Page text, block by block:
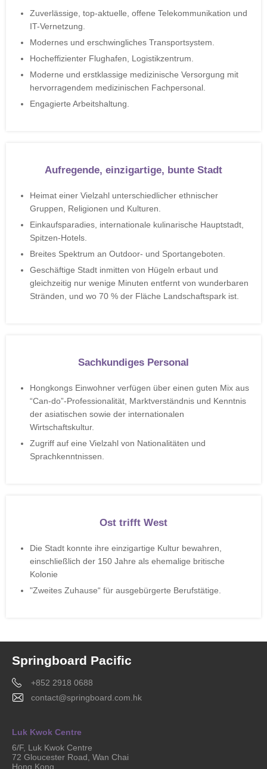
Zuverlässige, top-aktuelle, offene Telekommunikation und
IT-Vernetzung.
Modernes und erschwingliches Transportsystem.
Hocheffizienter Flughafen, Logistikzentrum.
Moderne und erstklassige medizinische Versorgung mit
hervorragendem medizinischen Fachpersonal.
Engagierte Arbeitshaltung.
Aufregende, einzigartige, bunte Stadt
Heimat einer Vielzahl unterschiedlicher ethnischer
Gruppen, Religionen und Kulturen.
Einkaufsparadies, internationale kulinarische Hauptstadt,
Spitzen-Hotels.
Breites Spektrum an Outdoor- und Sportangeboten.
Geschäftige Stadt inmitten von Hügeln erbaut und
gleichzeitig nur wenige Minuten entfernt von wunderbaren
Stränden, und wo 70 % der Fläche Landschaftspark ist.
Sachkundiges Personal
Hongkongs Einwohner verfügen über einen guten Mix aus
“Can-do”-Professionalität, Marktverständnis und Kenntnis
der asiatischen sowie der internationalen
Wirtschaftskultur.
Zugriff auf eine Vielzahl von Nationalitäten und
Sprachkenntnissen.
Ost trifft West
Die Stadt konnte ihre einzigartige Kultur bewahren,
einschließlich der 150 Jahre als ehemalige britische
Kolonie
"Zweites Zuhause“ für ausgebürgerte Berufstätige.
Springboard Pacific
+852 2918 0688
contact@springboard.com.hk
Luk Kwok Centre
6/F, Luk Kwok Centre
72 Gloucester Road, Wan Chai
Hong Kong